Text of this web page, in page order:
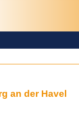
an der Havel